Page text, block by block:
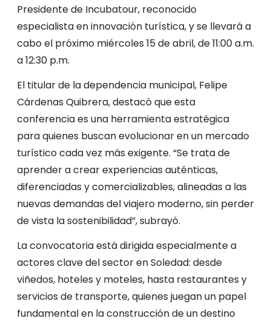
Presidente de Incubatour, reconocido
especialista en innovación turística, y se llevará a
cabo el próximo miércoles 15 de abril, de 11:00 a.m.
a 12:30 p.m.
El titular de la dependencia municipal, Felipe
Cárdenas Quibrera, destacó que esta
conferencia es una herramienta estratégica
para quienes buscan evolucionar en un mercado
turístico cada vez más exigente. “Se trata de
aprender a crear experiencias auténticas,
diferenciadas y comercializables, alineadas a las
nuevas demandas del viajero moderno, sin perder
de vista la sostenibilidad”, subrayó.
La convocatoria está dirigida especialmente a
actores clave del sector en Soledad: desde
viñedos, hoteles y moteles, hasta restaurantes y
servicios de transporte, quienes juegan un papel
fundamental en la construcción de un destino